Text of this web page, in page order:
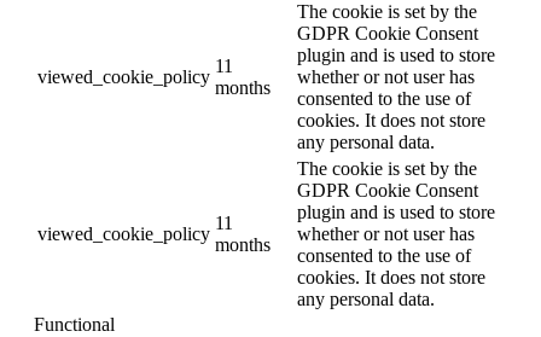
viewed_cookie_policy
11
months
The cookie is set by the
GDPR Cookie Consent
plugin and is used to store
whether or not user has
consented to the use of
cookies. It does not store
any personal data.
viewed_cookie_policy
11
months
The cookie is set by the
GDPR Cookie Consent
plugin and is used to store
whether or not user has
consented to the use of
cookies. It does not store
any personal data.
Functional